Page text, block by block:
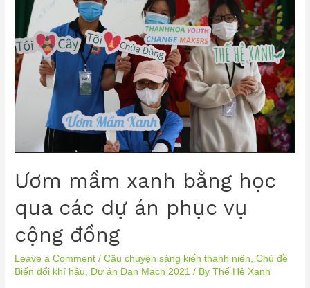
Ươm mầm xanh bằng học
qua các dự án phục vụ
cộng đồng
Leave a Comment /Câu chuyện sáng kiến thanh niên,Chủ đề
Biến đổi khí hậu, Dự án Đan Mạch 2021 / ByThế Hệ Xanh